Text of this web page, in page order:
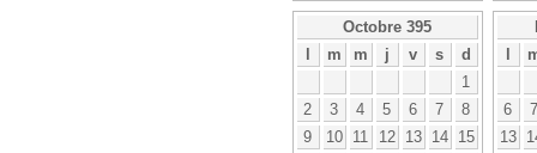
Octobre 395
l
m m j v s
d
1
2
3 4 5 6 7
8
9
10 11 12 13 14
15
l
6
7
13